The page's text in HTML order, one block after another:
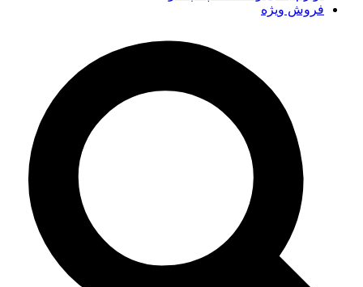
فروش ویژه